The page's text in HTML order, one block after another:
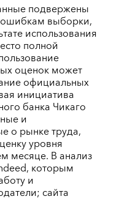
подвержены
выборки,
использования
полной
оценок может
официальных
инициатива
банка Чикаго
и
о рынке труда,
уровня
месяце. В анализ
которым
и
сайта